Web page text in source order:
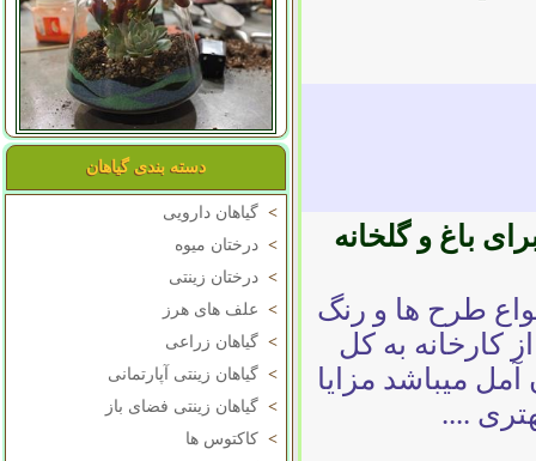
دسته بندی گیاهان
> گیاهان دارویی
> درختان میوه
> درختان زینتی
> علف های هرز
> گیاهان زراعی
> گیاهان زینتی آپارتمانی
> گیاهان زینتی فضای باز
> کاکتوس ها
باغ و گلخانه
طرح ها و رنگ
کارخانه به کل
میباشد مزایا
....